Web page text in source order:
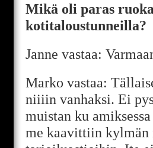
Mikä oli paras
kotitaloustunneilla?
Janne vastaa:
Marko vastaa:
niiiin vanhaksi. Ei
muistan ku
me kaavittiin kylmän